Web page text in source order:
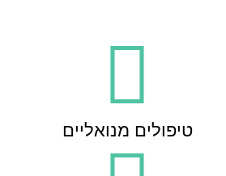
טיפולים מנואליים